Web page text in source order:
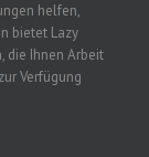
helfen,
bietet Lazy
die Ihnen Arbeit
Verfügung